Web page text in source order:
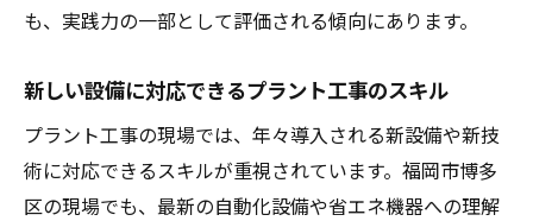
も、実践力の一部として評価される傾向にあります。
新しい設備に対応できるプラント工事のスキル
プラント工事の現場では、年々導入される新設備や新技
術に対応できるスキルが重視されています。福岡市博多
区の現場でも、最新の自動化設備や省エネ機器への理解